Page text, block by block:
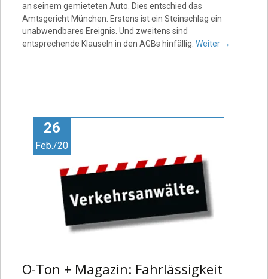
an seinem gemieteten Auto. Dies entschied das
Amtsgericht München. Erstens ist ein Steinschlag ein
unabwendbares Ereignis. Und zweitens sind
entsprechende Klauseln in den AGBs hinfällig. Weiter →
26
Feb./20
O-Ton + Magazin: Fahrlässigkeit